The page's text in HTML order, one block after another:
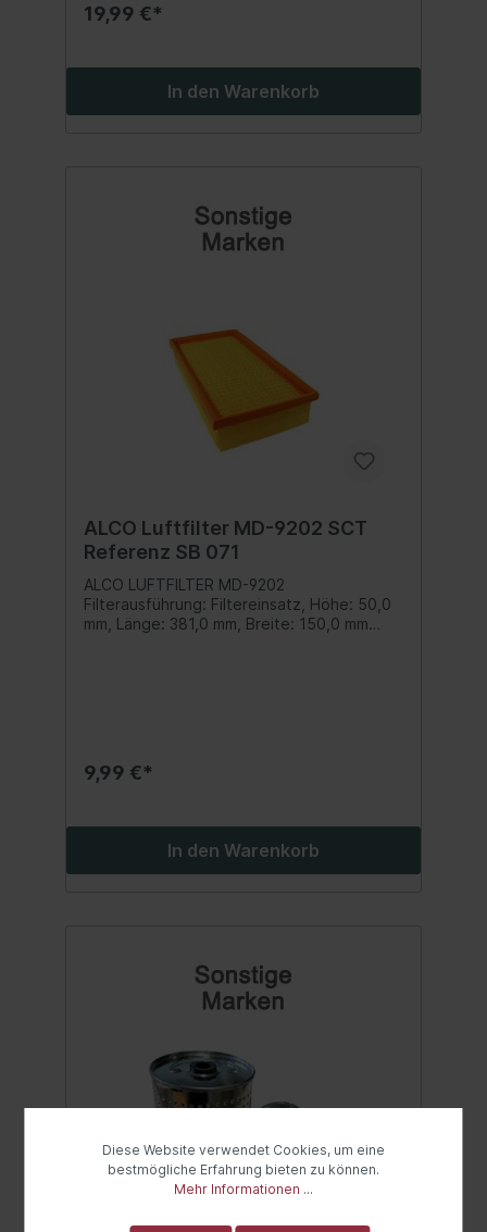
19,99 €*
In den Warenkorb
ALCO Luftfilter MD-9202 SCT
Referenz SB 071
ALCO LUFTFILTER MD-9202
Filterausführung: Filtereinsatz, Höhe: 50,0
mm, Länge: 381,0 mm, Breite: 150,0 mm
9,99 €*
In den Warenkorb
Diese Website verwendet Cookies, um eine
bestmögliche Erfahrung bieten zu können.
Mehr Informationen ...